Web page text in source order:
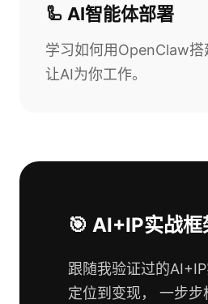
🦾 AI智能体部署
学习如何用OpenClaw搭
让AI为你工作。
🎯 AI+IP实战框
跟随我验证过的
定位到变现， 一步步